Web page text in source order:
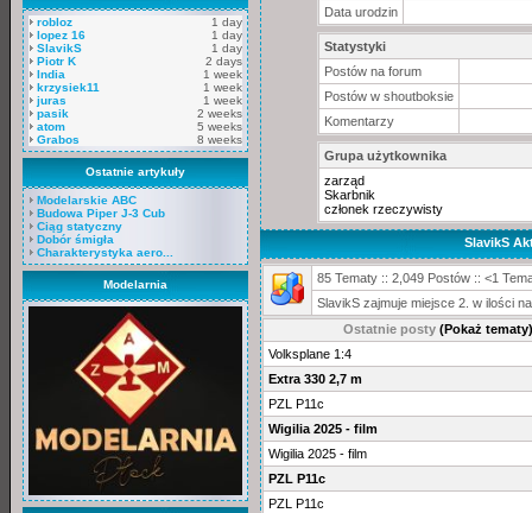
robloz
1 day
lopez 16
1 day
SlavikS
1 day
Piotr K
2 days
India
1 week
krzysiek11
1 week
juras
1 week
pasik
2 weeks
atom
5 weeks
Grabos
8 weeks
Ostatnie artykuły
Modelarskie ABC
Budowa Piper J-3 Cub
Ciąg statyczny
Dobór śmigła
Charakterystyka aero...
Modelarnia
Data urodzin
Statystyki
Postów na forum
Postów w shoutboksie
Komentarzy
Grupa użytkownika
zarząd
Skarbnik
członek rzeczywisty
SlavikS
85 Tematy :: 2,049 Postów :: <1
SlavikS zajmuje miejsce 2. w ilości
Ostatnie posty (Pokaż tematy)
Volksplane 1:4
Extra 330 2,7 m
PZL P11c
Wigilia 2025 - film
Wigilia 2025 - film
PZL P11c
PZL P11c